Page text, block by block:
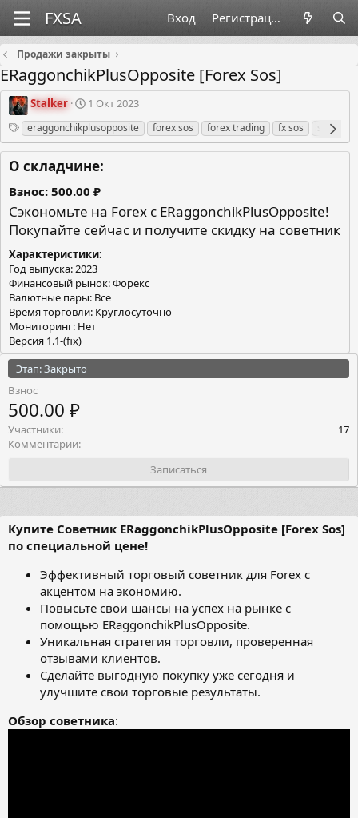
Вход Регистрация
Продажи закрыты
ERaggonchikPlusOpposite [Forex Sos]
О
г
а
н
и
з
т
о
Stalker
Д
т
а
с
о
з
а
н
я
1 Окт 2023
Теги
eraggonchikplusopposite forex sos forex trading fx sos sos
О складчине:
Взнос 500.00 ₽
Сэкономьте на Forex с ERaggonchikPlusOpposite!
Покупайте сейчас и получите скидку на советник
Характеристики
Год выпуска: 2023
Финансовый рынок: Форекс
Валютные пары: Все
Время торговли: Круглосуточно
Мониторинг: Нет
Версия 1.1-(fix)
Этап: Закрыто
Взнос
500.00 ₽
Участники
17
Комментарии
Записаться
Купите Советник ERaggonchikPlusOpposite [Forex Sos]
по специальной цене!
Эффективный торговый советник для Forex с
акцентом на экономию.​
Повысьте свои шансы на успех на рынке с
помощью ERaggonchikPlusOpposite.​
Уникальная стратегия торговли, проверенная
отзывами клиентов.​
Сделайте выгодную покупку уже сегодня и
улучшите свои торговые результаты.​
Обзор советника: